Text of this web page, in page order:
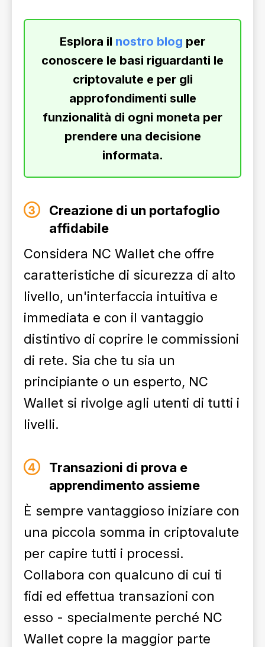
Esplora il nostro blog per
conoscere le basi riguardanti le
criptovalute e per gli
approfondimenti sulle
funzionalità di ogni moneta per
prendere una decisione
informata.
Creazione di un portafoglio
affidabile
Considera NC Wallet che offre
caratteristiche di sicurezza di alto
livello, un'interfaccia intuitiva e
immediata e con il vantaggio
distintivo di coprire le commissioni
di rete. Sia che tu sia un
principiante o un esperto, NC
Wallet si rivolge agli utenti di tutti i
livelli.
Transazioni di prova e
apprendimento assieme
È sempre vantaggioso iniziare con
una piccola somma in criptovalute
per capire tutti i processi.
Collabora con qualcuno di cui ti
fidi ed effettua transazioni con
esso - specialmente perché NC
Wallet copre la maggior parte